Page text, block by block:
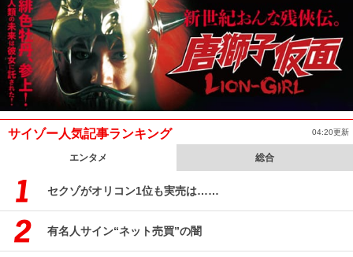
サイゾー人気記事ランキング 04:20更新
エンタメ 総合
セクゾがオリコン1位も実売は……
有名人サイン“ネット売買”の闇